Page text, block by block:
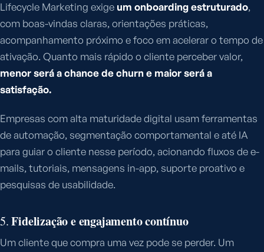
Lifecycle Marketing exige um onboarding estruturado,
com boas-vindas claras, orientações práticas,
acompanhamento próximo e foco em acelerar o tempo de
ativação. Quanto mais rápido o cliente perceber valor,
menor será a chance de churn e maior será a
satisfação.
Empresas com alta maturidade digital usam ferramentas
de automação, segmentação comportamental e até IA
para guiar o cliente nesse período, acionando fluxos de e-
mails, tutoriais, mensagens in-app, suporte proativo e
pesquisas de usabilidade.
5.Fidelização e engajamento contínuo
Um cliente que compra uma vez pode se perder. Um